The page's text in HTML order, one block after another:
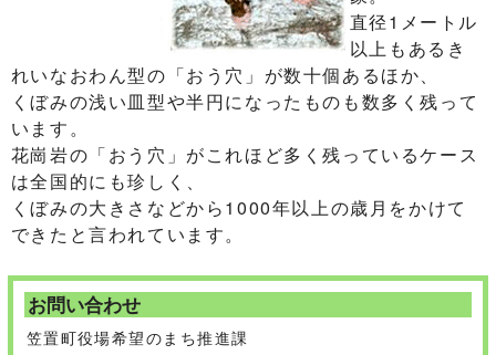
直径1メートル
以上もあるき
れいなおわん型の「おう穴」が数十個あるほか、
くぼみの浅い皿型や半円になったものも数多く残って
います。
花崗岩の「おう穴」がこれほど多く残っているケース
は全国的にも珍しく、
くぼみの大きさなどから1000年以上の歳月をかけて
できたと言われています。
お問い合わせ
笠置町役場希望のまち推進課